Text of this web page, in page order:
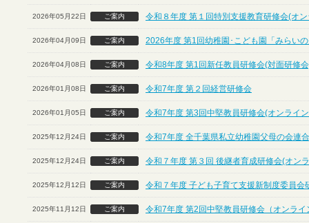
2026年05月22日 ご案内 令和８年度 第１回特別支援教育研修会(オ
2026年04月09日 ご案内 2026年度 第1回幼稚園･こども園「みらい
2026年04月08日 ご案内 令和8年度 第1回新任教員研修会(対面研修
2026年01月08日 ご案内 令和7年度 第２回経営研修会
2026年01月05日 ご案内 令和7年度 第3回中堅教員研修会(オンライ
2025年12月24日 ご案内 令和7年度 全千葉県私立幼稚園父母の会連
2025年12月24日 ご案内 令和７年度 第３回 後継者育成研修会(オン
2025年12月12日 ご案内 令和７年度 子ども子育て支援新制度委員会
2025年11月12日 ご案内 令和7年度 第2回中堅教員研修会（オンライ